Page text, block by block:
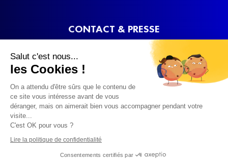
Salut c'est nous...
les Cookies !
On a attendu d'être sûrs que le contenu de
ce site vous intéresse avant de vous
déranger, mais on aimerait bien vous accompagner pendant votre
visite...
C'est OK pour vous ?
Lire la politique de confidentialité
Consentements certifiés par
CONTACT & PRESSE